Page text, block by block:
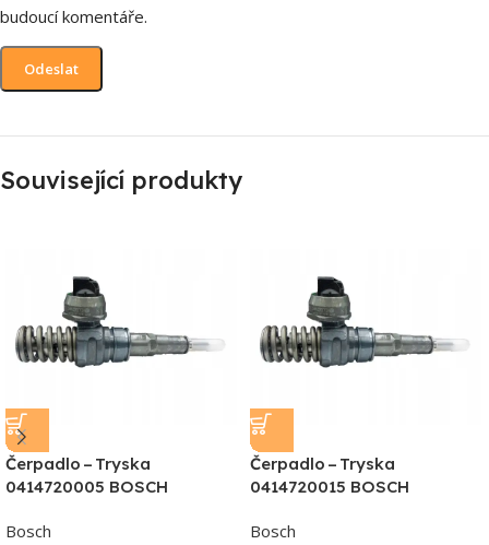
budoucí komentáře.
Související produkty
Čerpadlo – Tryska
0414720005 BOSCH
Bosch
Čerpadlo – Tryska
0414720015 BOSCH
Bosch